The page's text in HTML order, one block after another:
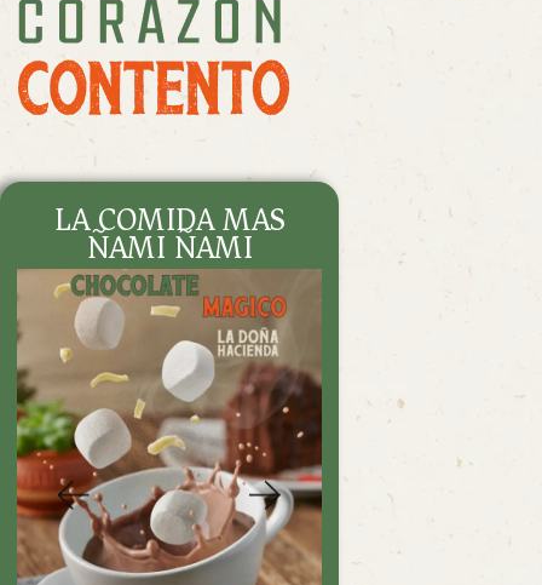
GALERÍA
TURISMO Y NOVEDADES
FAQS
CONTÁCTANOS
DENUNCIA
LA COMIDA MAS
ÑAMI ÑAMI